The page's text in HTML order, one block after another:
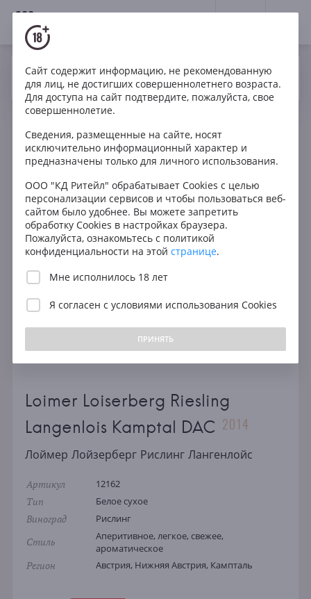
18+
Ваш город Москва ? Да
Вино Белое Сухое
Австрия
Loimer Loiserberg Riesling Langenlois Kamptal DAC
Loimer Loiserberg Riesling
Langenlois Kamptal DAC 2014
Лоймер Лойзерберг Рислинг Лангенлойс
Артикул 12162
Тип Белое сухое
Виноград Рислинг
Стиль
Аперитивное, легкое, свежее,
ароматическое
Регион Австрия, Нижняя Австрия, Кампталь
Сайт содержит информацию, не рекомендованную
для лиц, не достигших совершеннолетнего возраста.
Для доступа на сайт подтвердите, пожалуйста, свое
совершеннолетие.
Сведения, размещенные на сайте, носят
исключительно информационный характер и
предназначены только для личного использования.
ООО "КД Ритейл" обрабатывает Cookies с целью
персонализации сервисов и чтобы пользоваться веб-
сайтом было удобнее. Вы можете запретить
обработку Cookies в настройках браузера.
Пожалуйста, ознакомьтесь с политикой
конфиденциальности на этой странице.
Мне исполнилось 18 лет
Я согласен с условиями использования Cookies
ПРИНЯТЬ